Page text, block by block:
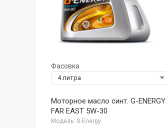
Фасовка
4 литра
Моторное масло синт. G-ENERGY
FAR EAST 5W-30
Модель: G-Energy